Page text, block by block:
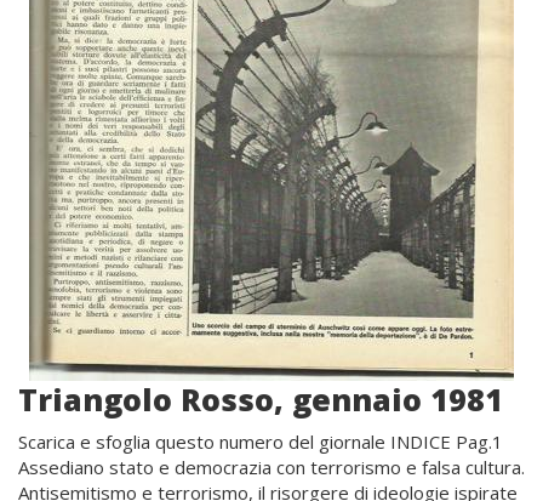
Triangolo Rosso, gennaio 1981
Scarica e sfoglia questo numero del giornale INDICE Pag.1
Assediano stato e democrazia con terrorismo e falsa cultura.
Antisemitismo e terrorismo, il risorgere di ideologie ispirate